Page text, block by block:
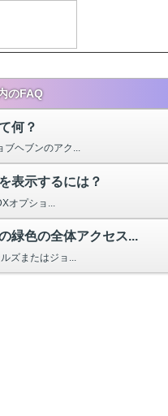
のFAQ
何？
ブヘブンのアク...
表示するには？
オプショ...
緑色の全体アクセス...
ズまたはジョ...